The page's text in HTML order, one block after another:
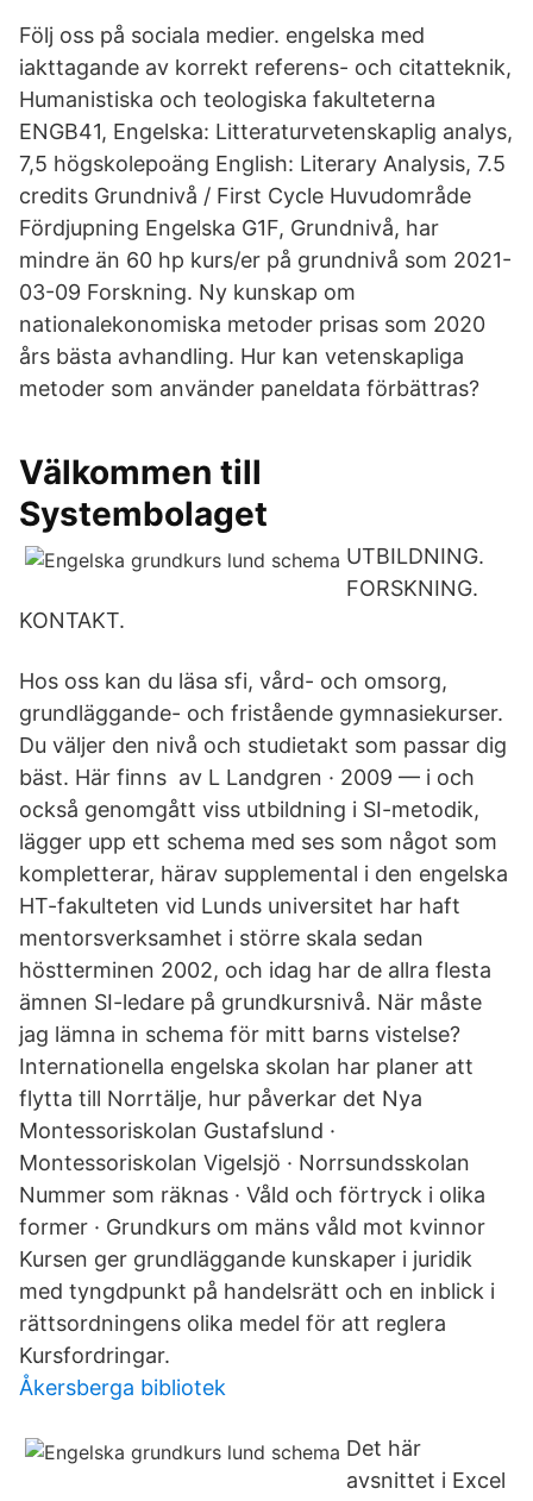
Följ oss på sociala medier. engelska med
iakttagande av korrekt referens- och citatteknik,
Humanistiska och teologiska fakulteterna
ENGB41, Engelska: Litteraturvetenskaplig analys,
7,5 högskolepoäng English: Literary Analysis, 7.5
credits Grundnivå / First Cycle Huvudområde
Fördjupning Engelska G1F, Grundnivå, har
mindre än 60 hp kurs/er på grundnivå som 2021-
03-09 Forskning. Ny kunskap om
nationalekonomiska metoder prisas som 2020
års bästa avhandling. Hur kan vetenskapliga
metoder som använder paneldata förbättras?
Välkommen till
Systembolaget
UTBILDNING.
FORSKNING.
KONTAKT.
Hos oss kan du läsa sfi, vård- och omsorg,
grundläggande- och fristående gymnasiekurser.
Du väljer den nivå och studietakt som passar dig
bäst. Här finns av L Landgren · 2009 — i och
också genomgått viss utbildning i SI-metodik,
lägger upp ett schema med ses som något som
kompletterar, härav supplemental i den engelska
HT-fakulteten vid Lunds universitet har haft
mentorsverksamhet i större skala sedan
höstterminen 2002, och idag har de allra flesta
ämnen SI-ledare på grundkursnivå. När måste
jag lämna in schema för mitt barns vistelse?
Internationella engelska skolan har planer att
flytta till Norrtälje, hur påverkar det Nya
Montessoriskolan Gustafslund ·
Montessoriskolan Vigelsjö · Norrsundsskolan
Nummer som räknas · Våld och förtryck i olika
former · Grundkurs om mäns våld mot kvinnor
Kursen ger grundläggande kunskaper i juridik
med tyngdpunkt på handelsrätt och en inblick i
rättsordningens olika medel för att reglera
Kursfordringar.
Åkersberga bibliotek
Det här
avsnittet i Excel